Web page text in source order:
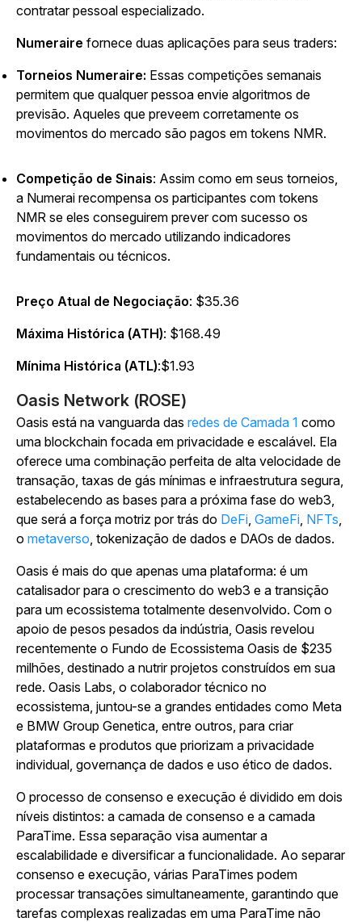
contratar pessoal especializado.
Numeraire fornece duas aplicações para seus traders:
Torneios Numeraire: Essas competições semanais
permitem que qualquer pessoa envie algoritmos de
previsão. Aqueles que preveem corretamente os
movimentos do mercado são pagos em tokens NMR.
Competição de Sinais: Assim como em seus torneios,
a Numerai recompensa os participantes com tokens
NMR se eles conseguirem prever com sucesso os
movimentos do mercado utilizando indicadores
fundamentais ou técnicos.
Preço Atual de Negociação: $35.36
Máxima Histórica (ATH): $168.49
Mínima Histórica (ATL):$1.93
Oasis Network (ROSE)
Oasis está na vanguarda das redes de Camada 1 como
uma blockchain focada em privacidade e escalável. Ela
oferece uma combinação perfeita de alta velocidade de
transação, taxas de gás mínimas e infraestrutura segura,
estabelecendo as bases para a próxima fase do web3,
que será a força motriz por trás do DeFi, GameFi, NFTs,
o metaverso, tokenização de dados e DAOs de dados.
Oasis é mais do que apenas uma plataforma: é um
catalisador para o crescimento do web3 e a transição
para um ecossistema totalmente desenvolvido. Com o
apoio de pesos pesados da indústria, Oasis revelou
recentemente o Fundo de Ecossistema Oasis de $235
milhões, destinado a nutrir projetos construídos em sua
rede. Oasis Labs, o colaborador técnico no
ecossistema, juntou-se a grandes entidades como Meta
e BMW Group Genetica, entre outros, para criar
plataformas e produtos que priorizam a privacidade
individual, governança de dados e uso ético de dados.
O processo de consenso e execução é dividido em dois
níveis distintos: a camada de consenso e a camada
ParaTime. Essa separação visa aumentar a
escalabilidade e diversificar a funcionalidade. Ao separar
consenso e execução, várias ParaTimes podem
processar transações simultaneamente, garantindo que
tarefas complexas realizadas em uma ParaTime não